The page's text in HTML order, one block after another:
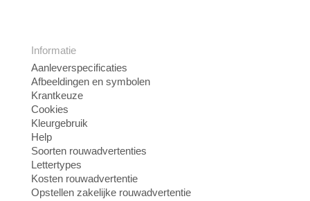
Informatie
Aanleverspecificaties
Afbeeldingen en symbolen
Krantkeuze
Cookies
Kleurgebruik
Help
Soorten rouwadvertenties
Lettertypes
Kosten rouwadvertentie
Opstellen zakelijke rouwadvertentie